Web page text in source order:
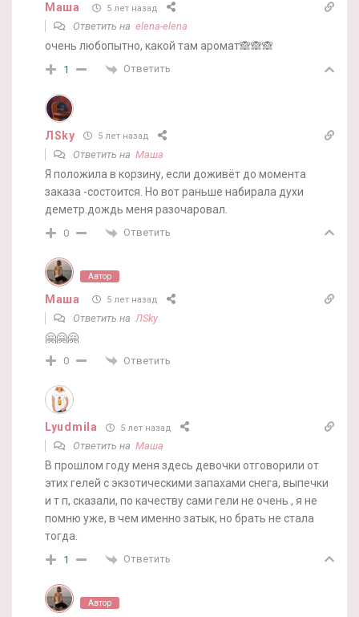
Маша 5 лет назад
Ответить на elena-elena
очень любопытно, какой там аромат🙈🙈🙈
1 Ответить
ЛSky 5 лет назад
Ответить на Маша
Я положила в корзину, если доживёт до момента
заказа -состоится. Но вот раньше набирала духи
деметр.дождь меня разочаровал.
0 Ответить
Автор
Маша 5 лет назад
Ответить на ЛSky
🤗🤗🤗
0 Ответить
Lyudmila 5 лет назад
Ответить на Маша
В прошлом году меня здесь девочки отговорили от
этих гелей с экзотическими запахами снега, выпечки
и т п, сказали, по качеству сами гели не очень , я не
помню уже, в чем именно затык, но брать не стала
тогда.
1 Ответить
Автор